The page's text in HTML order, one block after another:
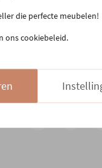
Stuur ons
die perfecte meubelen!
ons cookiebeleid.